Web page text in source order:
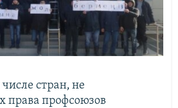
стран, не
права профсоюзов